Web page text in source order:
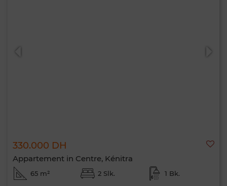
330.000 DH
Appartement in Centre, Kénitra
65 m² 2 Slk. 1 Bk.